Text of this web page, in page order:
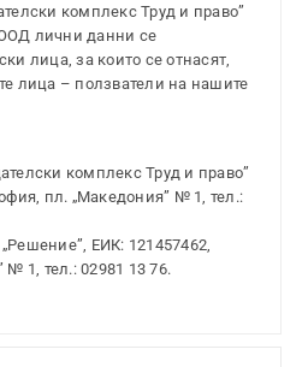
комплекс Труд и право”
лични данни се
лица, за които се отнасят,
лица – ползватели на нашите
комплекс Труд и право”
пл. „Македония” № 1, тел.:
ЕИК: 121457462,
1, тел.: 02981 13 76.